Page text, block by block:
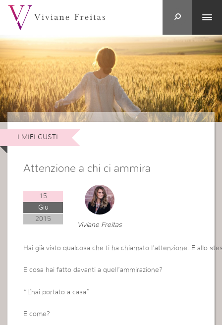
I MIEI GUSTI
Attenzione a chi ci ammira
15
Giu
2015
Viviane Freitas
Hai già visto qualcosa che ti ha chiamato l’attenzione. E allo
E cosa hai fatto davanti a quell’ammirazione?
“L’hai portato a casa”
E come?